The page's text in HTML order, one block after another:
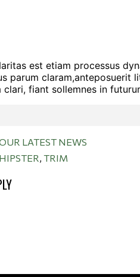
est etiam processus
claram,anteposuerit
fiant sollemnes in
LATEST NEWS
HIPSTER, TRIM